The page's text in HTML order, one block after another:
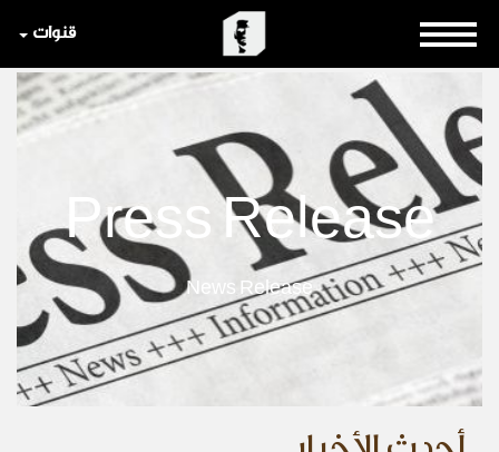
قنوات
Press Release
News Release